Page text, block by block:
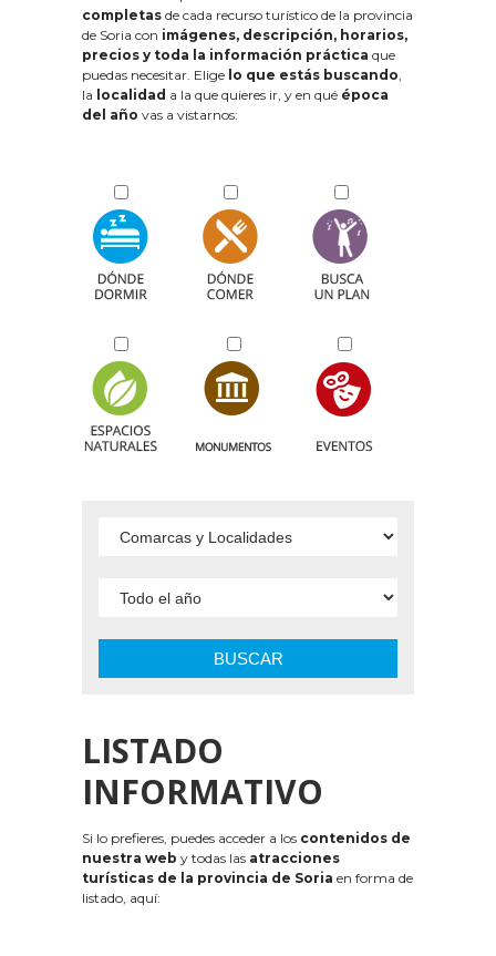
completas de cada recurso turístico de la provincia
de Soria con imágenes, descripción, horarios,
precios y toda la información práctica que
puedas necesitar. Elige lo que estás buscando,
la localidad a la que quieres ir, y en qué época
del año vas a vistarnos:
BUSCAR
LISTADO
INFORMATIVO
Si lo prefieres, puedes acceder a los contenidos de
nuestra web y todas las atracciones
turísticas de la provincia de Soria en forma de
listado, aquí: